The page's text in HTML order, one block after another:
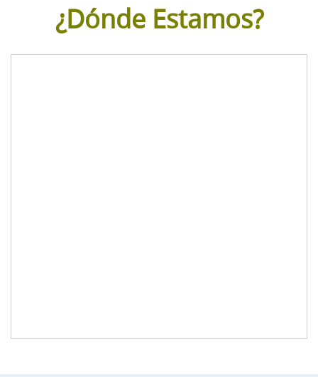
¿Dónde Estamos?